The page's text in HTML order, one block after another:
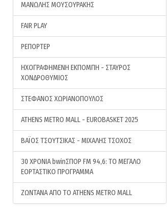
ΜΑΝΩΛΗΣ ΜΟΥΣΟΥΡΑΚΗΣ
FAIR PLAY
ΡΕΠΟΡΤΕΡ
ΗΧΟΓΡΑΦΗΜΕΝΗ ΕΚΠΟΜΠΗ - ΣΤΑΥΡΟΣ
ΧΟΝΔΡΟΘΥΜΙΟΣ
ΣΤΕΦΑΝΟΣ ΧΩΡΙΑΝΟΠΟΥΛΟΣ
ATHENS METRO MALL - EUROBASKET 2025
ΒΑΪΟΣ ΤΣΟΥΤΣΙΚΑΣ - ΜΙΧΑΛΗΣ ΤΣΟΧΟΣ
30 ΧΡΟΝΙΑ bwinΣΠΟΡ FM 94,6: ΤΟ ΜΕΓΑΛΟ
ΕΟΡΤΑΣΤΙΚΟ ΠΡΟΓΡΑΜΜΑ
ΖΩΝΤΑΝΑ ΑΠΟ ΤΟ ATHENS METRO MALL